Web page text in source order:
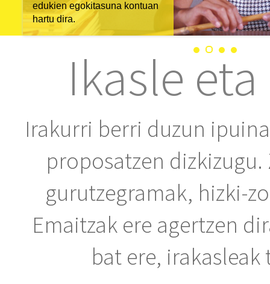
edukien egokitasuna kontuan
hartu dira.
Ikasle
Irakurri berri duzun
proposatzen
gurutzegramak, hizki-
Emaitzak ere agertzen
bat ere,